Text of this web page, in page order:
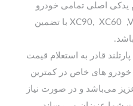
یدکی اصلی تمامی خودرو
های ولوو XC90, XC60 ,V40 ,C30 ,C70 با تضمین
قادر به استعلام قیمت
خودرو های خاص در کمترین
می‌باشد و در صورت نیاز